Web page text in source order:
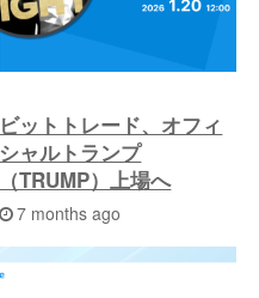
へ
ビットトレード、オフィ
シャルトランプ
（TRUMP）上場へ
7 months ago